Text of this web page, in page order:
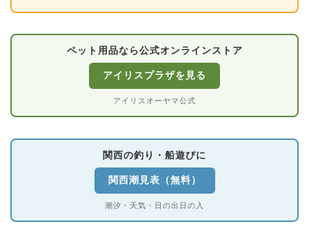
ペット用品なら公式オンラインストア
アイリスプラザを見る
アイリスオーヤマ公式
関西の釣り・船遊びに
関西潮見表（無料）
潮汐・天気・日の出日の入